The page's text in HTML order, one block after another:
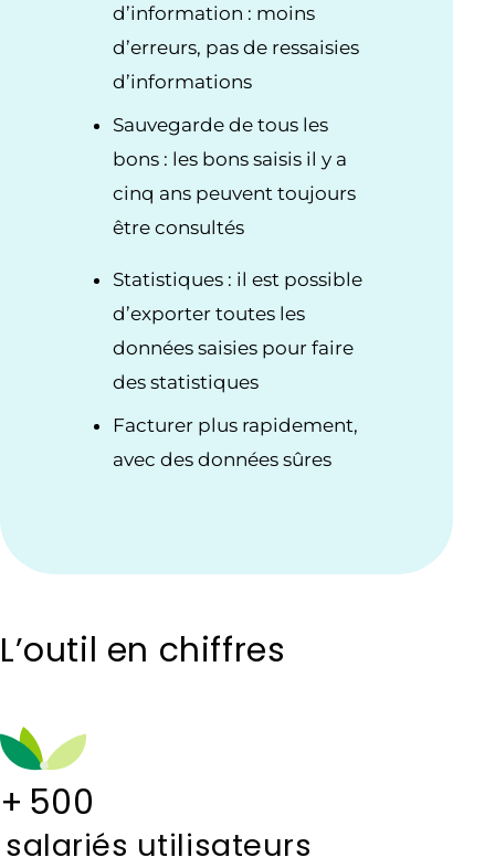
d’information : moins
d’erreurs, pas de ressaisies
d’informations
Sauvegarde de tous les
bons : les bons saisis il y a
cinq ans peuvent toujours
être consultés
Statistiques : il est possible
d’exporter toutes les
données saisies pour faire
des statistiques
Facturer plus rapidement,
avec des données sûres
L’outil en chiffres
+ 500
salariés utilisateurs